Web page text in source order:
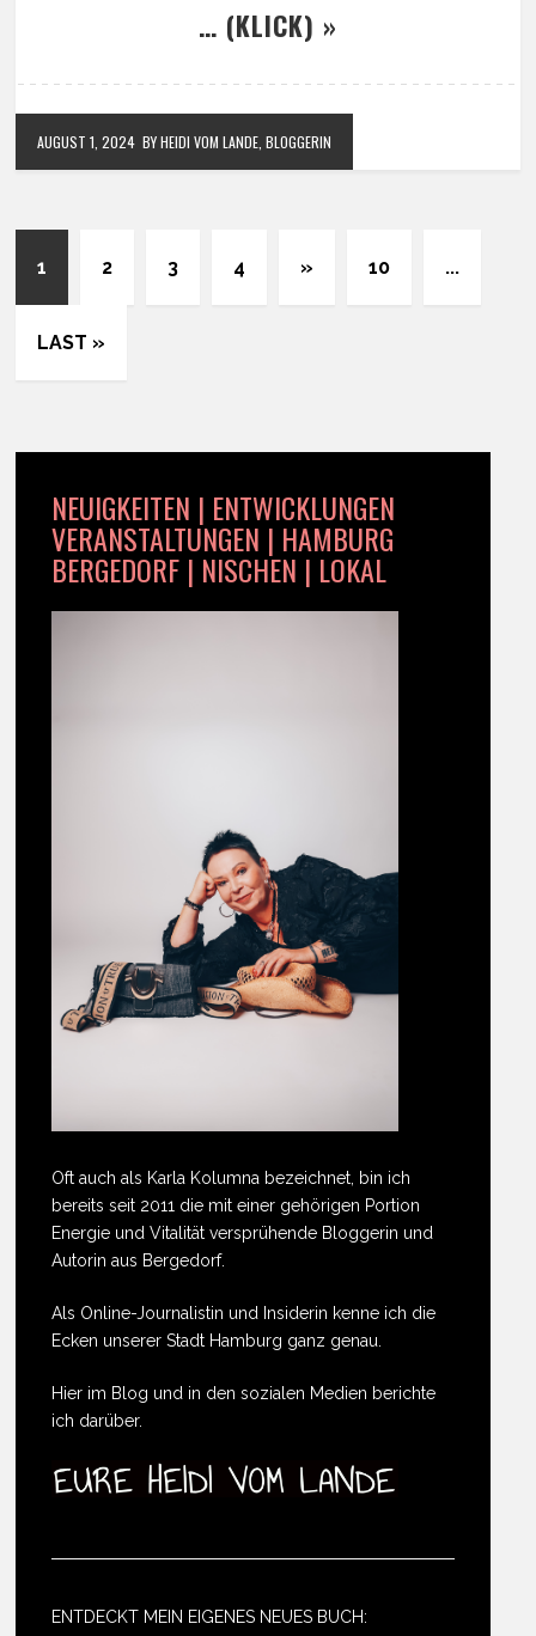
… (KLICK) »
AUGUST 1, 2024 BY HEIDI VOM LANDE, BLOGGERIN
1 2 3 4 » 10 ...
LAST »
NEUIGKEITEN | ENTWICKLUNGEN
VERANSTALTUNGEN | HAMBURG
BERGEDORF | NISCHEN | LOKAL
Oft auch als Karla Kolumna bezeichnet, bin ich
bereits seit 2011 die mit einer gehörigen Portion
Energie und Vitalität versprühende Bloggerin und
Autorin aus Bergedorf.
Als Online-Journalistin und Insiderin kenne ich die
Ecken unserer Stadt Hamburg ganz genau.
Hier im Blog und in den sozialen Medien berichte
ich darüber.
ENTDECKT MEIN EIGENES NEUES BUCH: